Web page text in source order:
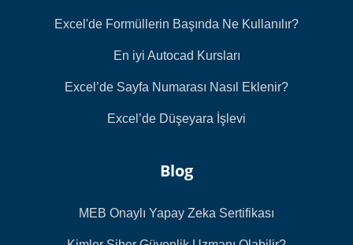
Excel'de Formüllerin Başında Ne Kullanılır?
En iyi Autocad Kursları
Excel’de Sayfa Numarası Nasıl Eklenir?
Excel’de Düşeyara İşlevi
Blog
MEB Onaylı Yapay Zeka Sertifikası